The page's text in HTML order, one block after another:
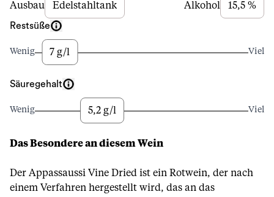
Ausbau Edelstahltank Alkohol 15,5 %
Restsüße
Wenig 7 g/l Viel
Säuregehalt
Wenig 5,2 g/l Viel
Das Besondere an diesem Wein
Der Appassaussi Vine Dried ist ein Rotwein, der nach
einem Verfahren hergestellt wird, das an das